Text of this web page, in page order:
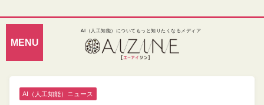
AI（人工知能）についてもっと知りたくなるメディア
AI（人工知能）ニュース